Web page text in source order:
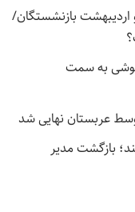
اردیبهشت بازنشستگان/
گوشی به سمت
بازگشت مدیر